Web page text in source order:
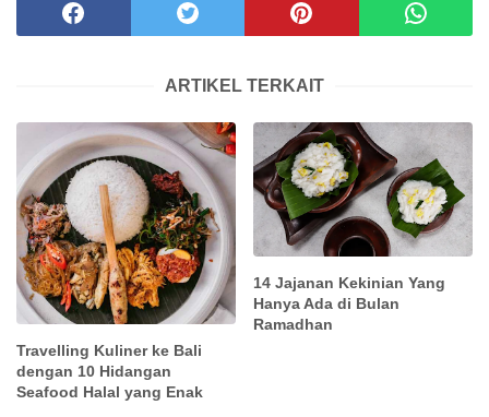
ARTIKEL TERKAIT
Travelling Kuliner ke Bali
dengan 10 Hidangan
Seafood Halal yang Enak
14 Jajanan Kekinian Yang
Hanya Ada di Bulan
Ramadhan